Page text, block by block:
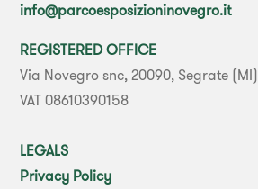
info@parcoesposizioninovegro.it
REGISTERED OFFICE
Via Novegro snc, 20090, Segrate (MI)
VAT 08610390158
LEGALS
Privacy Policy